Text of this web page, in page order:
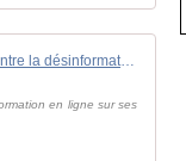
Meta supprime CrowdTangle, son outil de lutte contre la désinformation
en ligne sur ses